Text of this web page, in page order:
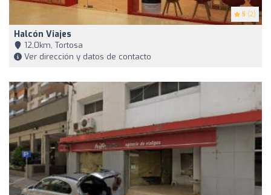
5 (2)
Halcón Viajes
12,0km, Tortosa
Ver dirección y datos de contacto